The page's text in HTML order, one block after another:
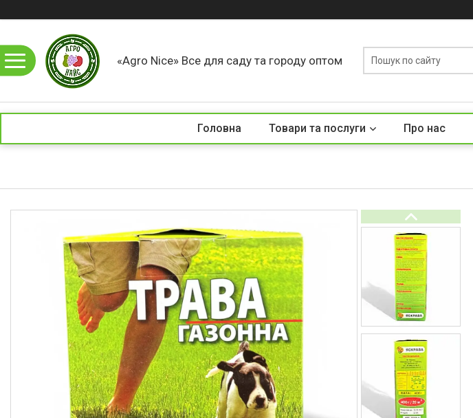
«Agro Nice» Все для саду та городу оптом
Головна Товари та послуги Про нас